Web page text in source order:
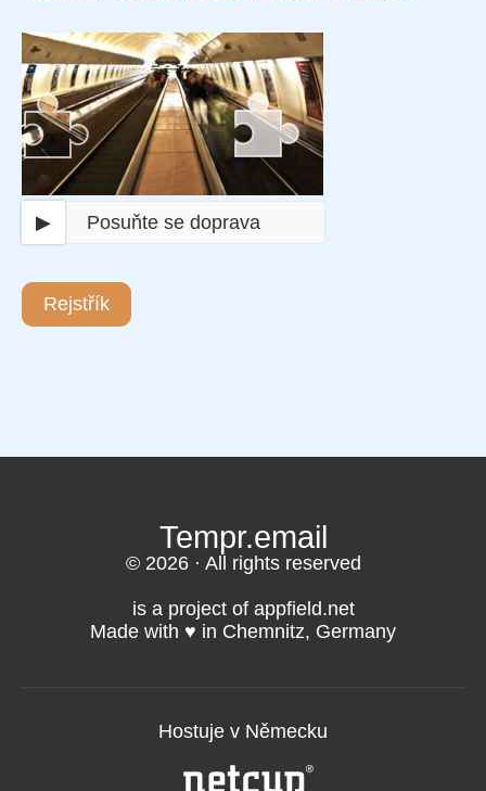
▶ Posuňte se doprava
Rejstřík
Tempr.email
© 2026 · All rights reserved
is a project of appfield.net
Made with ♥️ in Chemnitz, Germany
Hostuje v Německu